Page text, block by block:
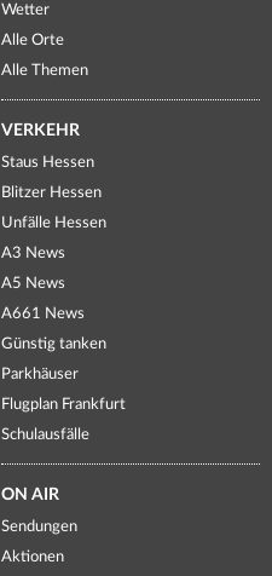
Wetter
Alle Orte
Alle Themen
VERKEHR
Staus Hessen
Blitzer Hessen
Unfälle Hessen
A3 News
A5 News
A661 News
Günstig tanken
Parkhäuser
Flugplan Frankfurt
Schulausfälle
ON AIR
Sendungen
Aktionen